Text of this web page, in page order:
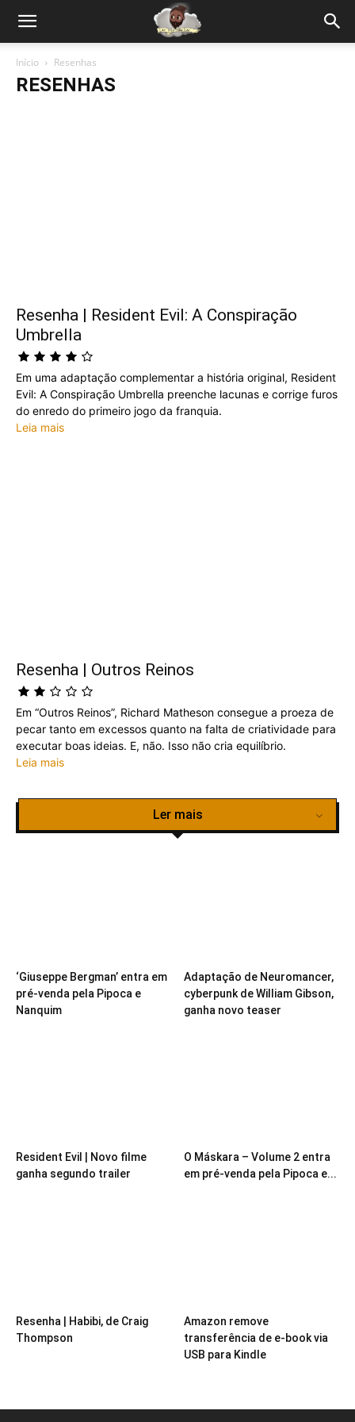
Início Resenhas
RESENHAS
Resenha | Resident Evil: A Conspiração
Umbrella
Em uma adaptação complementar a história original, Resident
Evil: A Conspiração Umbrella preenche lacunas e corrige furos
do enredo do primeiro jogo da franquia.
Leia mais
Resenha | Outros Reinos
Em “Outros Reinos”, Richard Matheson consegue a proeza de
pecar tanto em excessos quanto na falta de criatividade para
executar boas ideias. E, não. Isso não cria equilíbrio.
Leia mais
Ler mais
‘Giuseppe Bergman’ entra em
pré-venda pela Pipoca e
Nanquim
Adaptação de Neuromancer,
cyberpunk de William Gibson,
ganha novo teaser
Resident Evil | Novo filme
ganha segundo trailer
O Máskara – Volume 2 entra
em pré-venda pela Pipoca e...
Resenha | Habibi, de Craig
Thompson
Amazon remove
transferência de e-book via
USB para Kindle